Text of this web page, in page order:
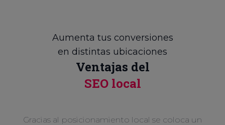
Aumenta tus conversiones
en distintas ubicaciones
Ventajas del
SEO local
Gracias al posicionamiento local se coloca un